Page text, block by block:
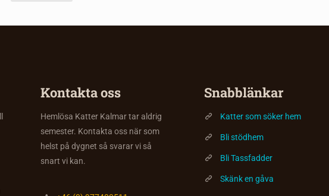
Kontakta oss
Hemlösa Katter Kalmar tar aldrig
semester. Kontakta oss när som
helst på dygnet så svarar vi så
snart vi kan.
Snabblänkar
Katter som söker hem
Bli stödhem
Bli Tassfadder
Skänk en gåva